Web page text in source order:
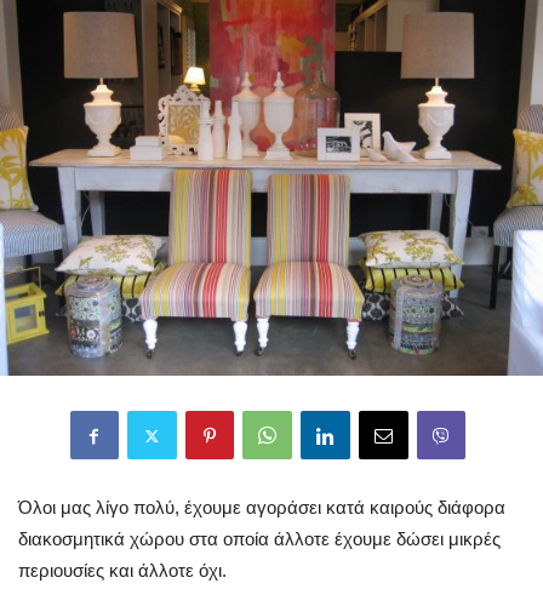
Όλοι μας λίγο πολύ, έχουμε αγοράσει κατά καιρούς διάφορα
διακοσμητικά χώρου στα οποία άλλοτε έχουμε δώσει μικρές
περιουσίες και άλλοτε όχι.